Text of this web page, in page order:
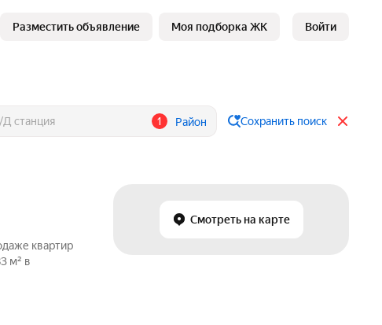
Разместить объявление Моя подборка ЖК Войти
1 Район Сохранить поиск
Смотреть на карте
квартир
м² в